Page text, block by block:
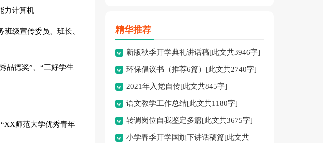
力计算机
级宣传委员、班长、
品德奖”、“三好学生
师范大学优秀青年
精华推荐
新版秋季开学典礼讲话稿[此文共3946字]
环保倡议书（推荐6篇）[此文共2740字]
2021年入党自传[此文共845字]
语文教学工作总结[此文共1180字]
转调岗位自我鉴定多篇[此文共3675字]
小学春季开学国旗下讲话稿篇[此文共